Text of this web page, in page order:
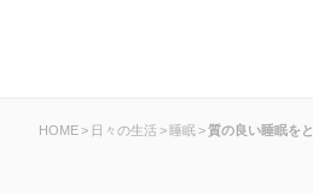
HOME> 日々の生活 > 睡眠>質の良い睡眠を